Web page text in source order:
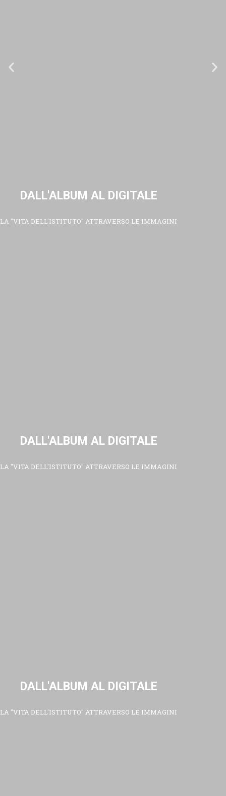
DALL'ALBUM AL DIGITALE
LA "VITA DELL'ISTITUTO" ATTRAVERSO LE IMMAGINI
DALL'ALBUM AL DIGITALE
LA "VITA DELL'ISTITUTO" ATTRAVERSO LE IMMAGINI
DALL'ALBUM AL DIGITALE
LA "VITA DELL'ISTITUTO" ATTRAVERSO LE IMMAGINI